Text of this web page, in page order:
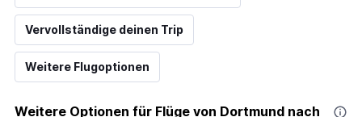
Vervollständige deinen Trip
Weitere Flugoptionen
Weitere Optionen für Flüge von Dortmund nach